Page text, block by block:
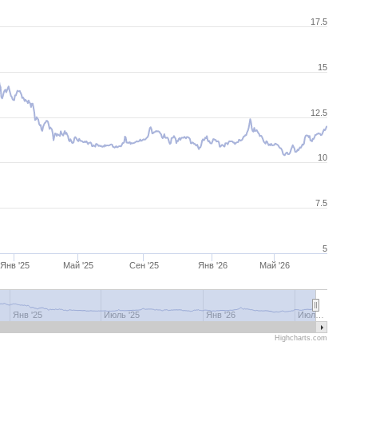
Янв '25 Май '25 Сен '25 Янв '26 Май '26
Янв '25 Июль '25 Янв '26 Июл…
10
5
7.5
12.5
15
17.5
Highcharts.com